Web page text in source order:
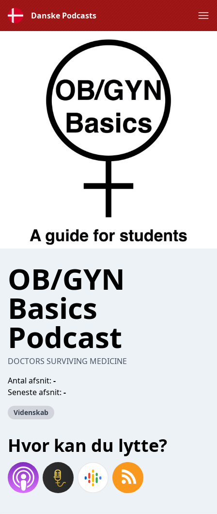
Danske Podcasts
OB/GYN
Basics
Podcast
DOCTORS SURVIVING MEDICINE
Antal afsnit: -
Seneste afsnit: -
Videnskab
Hvor kan du lytte?